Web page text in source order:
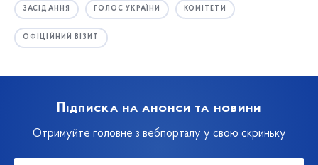
ЗАСІДАННЯ ГОЛОС УКРАЇНИ КОМІТЕТИ
ОФІЦІЙНИЙ ВІЗИТ
Підписка на анонси та новини
Отримуйте головне з вебпорталу у свою скриньку